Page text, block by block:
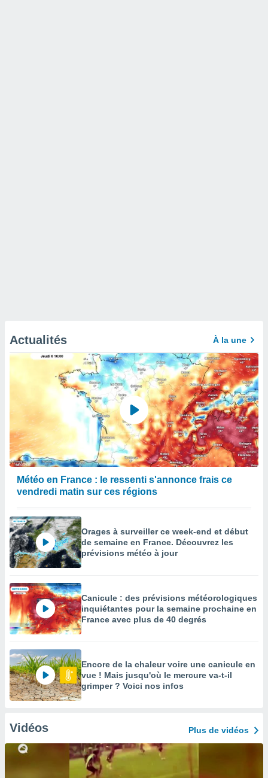
Actualités À la une
Météo en France : le ressenti s'annonce frais ce
vendredi matin sur ces régions
Orages à surveiller ce week-end et début
de semaine en France. Découvrez les
prévisions météo à jour
Canicule : des prévisions météorologiques
inquiétantes pour la semaine prochaine en
France avec plus de 40 degrés
Encore de la chaleur voire une canicule en
vue ! Mais jusqu'où le mercure va-t-il
grimper ? Voici nos infos
Vidéos Plus de vidéos